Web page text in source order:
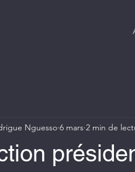
Nguesso 6 mars 2 min de